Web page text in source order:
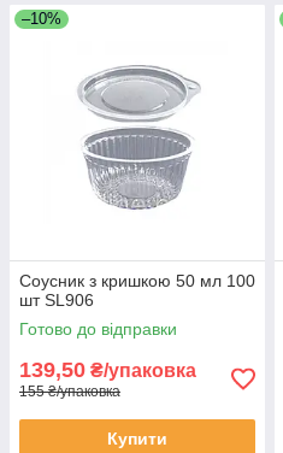
–10%
Соусник з кришкою 50 мл 100
шт SL906
Готово до відправки
139,50 ₴/упаковка
155 ₴/упаковка
Купити